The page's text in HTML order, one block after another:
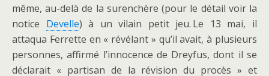
même, au-delà de la surenchère (pour le détail voir la
notice Develle) à un vilain petit jeu. Le 13 mai, il
attaqua Ferrette en « révélant » qu’il avait, à plusieurs
personnes, affirmé l’innocence de Dreyfus, dont il se
déclarait « partisan de la révision du procès » et